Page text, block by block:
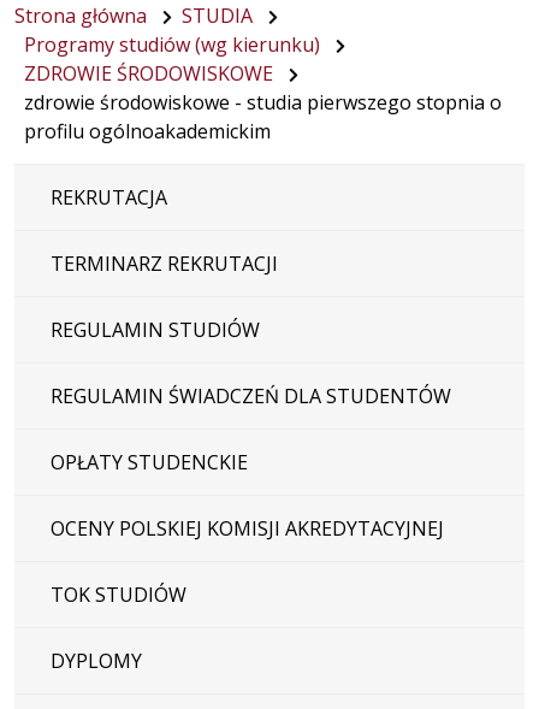
Strona główna
STUDIA
Programy studiów (wg kierunku)
ZDROWIE ŚRODOWISKOWE
zdrowie środowiskowe - studia pierwszego stopnia o
profilu ogólnoakademickim
REKRUTACJA
TERMINARZ REKRUTACJI
REGULAMIN STUDIÓW
REGULAMIN ŚWIADCZEŃ DLA STUDENTÓW
OPŁATY STUDENCKIE
OCENY POLSKIEJ KOMISJI AKREDYTACYJNEJ
TOK STUDIÓW
DYPLOMY